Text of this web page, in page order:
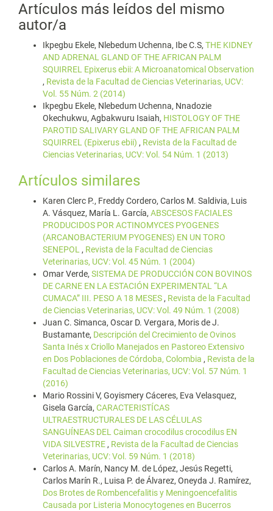
Artículos más leídos del mismo
autor/a
Ikpegbu Ekele, Nlebedum Uchenna, Ibe C.S, THE KIDNEY
AND ADRENAL GLAND OF THE AFRICAN PALM
SQUIRREL Epixerus ebii: A Microanatomical Observation
, Revista de la Facultad de Ciencias Veterinarias, UCV:
Vol. 55 Núm. 2 (2014)
Ikpegbu Ekele, Nlebedum Uchenna, Nnadozie
Okechukwu, Agbakwuru Isaiah, HISTOLOGY OF THE
PAROTID SALIVARY GLAND OF THE AFRICAN PALM
SQUIRREL (Epixerus ebii) , Revista de la Facultad de
Ciencias Veterinarias, UCV: Vol. 54 Núm. 1 (2013)
Artículos similares
Karen Clerc P., Freddy Cordero, Carlos M. Saldivia, Luis
A. Vásquez, María L. García, ABSCESOS FACIALES
PRODUCIDOS POR ACTINOMYCES PYOGENES
(ARCANOBACTERIUM PYOGENES) EN UN TORO
SENEPOL , Revista de la Facultad de Ciencias
Veterinarias, UCV: Vol. 45 Núm. 1 (2004)
Omar Verde, SISTEMA DE PRODUCCIÓN CON BOVINOS
DE CARNE EN LA ESTACIÓN EXPERIMENTAL “LA
CUMACA” III. PESO A 18 MESES , Revista de la Facultad
de Ciencias Veterinarias, UCV: Vol. 49 Núm. 1 (2008)
Juan C. Simanca, Oscar D. Vergara, Moris de J.
Bustamante, Descripción del Crecimiento de Ovinos
Santa Inés x Criollo Manejados en Pastoreo Extensivo
en Dos Poblaciones de Córdoba, Colombia , Revista de la
Facultad de Ciencias Veterinarias, UCV: Vol. 57 Núm. 1
(2016)
Mario Rossini V, Goyismery Cáceres, Eva Velasquez,
Gisela García, CARACTERISTÍCAS
ULTRAESTRUCTURALES DE LAS CÉLULAS
SANGUÍNEAS DEL Caiman crocodilus crocodilus EN
VIDA SILVESTRE , Revista de la Facultad de Ciencias
Veterinarias, UCV: Vol. 59 Núm. 1 (2018)
Carlos A. Marín, Nancy M. de López, Jesús Regetti,
Carlos Marín R., Luisa P. de Álvarez, Oneyda J. Ramírez,
Dos Brotes de Rombencefalitis y Meningoencefalitis
Causada por Listeria Monocytogenes en Bucerros